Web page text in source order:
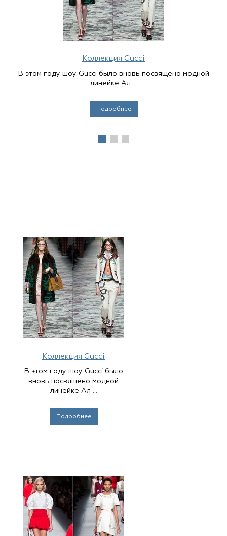
Коллекция Gucci
В этом году шоу Gucci было вновь посвящено модной
линейке Ал ...
Подробнее
Коллекция Gucci
В этом году шоу Gucci было
вновь посвящено модной
линейке Ал ...
Подробнее